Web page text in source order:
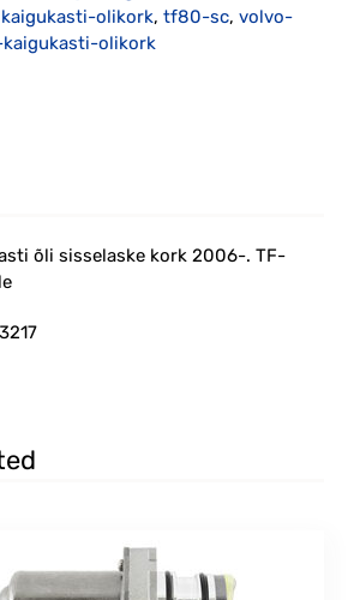
kaigukasti-olikork, tf80-sc, volvo-
olikork
õli sisselaske kork 2006-. TF-